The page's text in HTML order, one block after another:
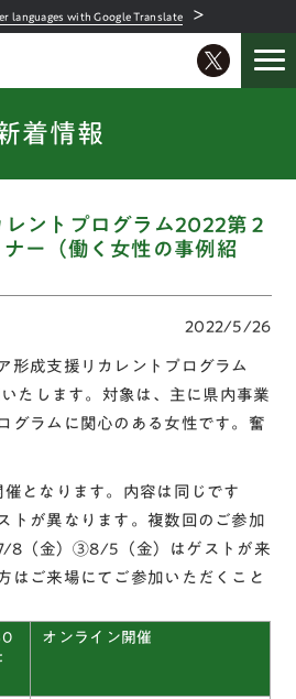
languages with Google Translate ＞
着情報
レントプログラム2022第２
ー（働く女性の事例紹
2022/5/26
形成支援リカレントプログラム
たします。対象は、主に県内事業
グラムに関心のある女性です。奮
となります。内容は同じです
トが異なります。複数回のご参加
8（金）③8/5（金）はゲストが来
はご来場にてご参加いただくこと
オンライン開催